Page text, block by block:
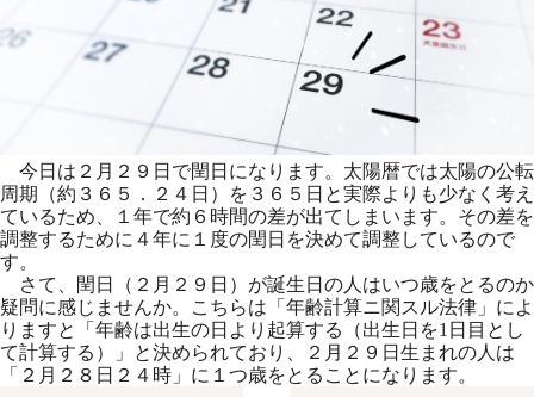
今日は２月２９日で閏日になります。太陽暦では太陽の公転
周期（約３６５．２４日）を３６５日と実際よりも少なく考え
ているため、１年で約６時間の差が出てしまいます。その差を
調整するために４年に１度の閏日を決めて調整しているので
す。
さて、閏日（２月２９日）が誕生日の人はいつ歳をとるのか
疑問に感じませんか。こちらは「年齢計算ニ関スル法律」によ
りますと「年齢は出生の日より起算する（出生日を1日目とし
て計算する）」と決められており、２月２９日生まれの人は
「２月２８日２４時」に１つ歳をとることになります。